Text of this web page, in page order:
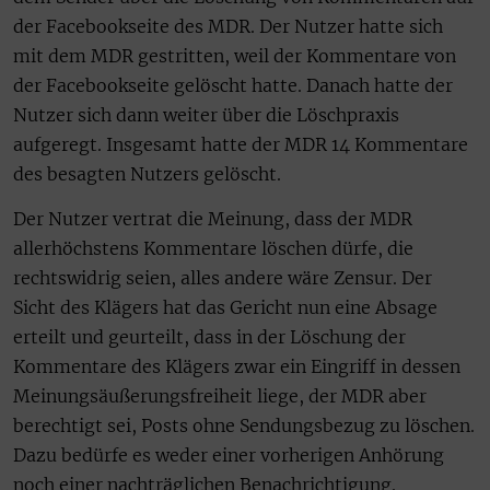
der Facebookseite des MDR. Der Nutzer hatte sich
mit dem MDR gestritten, weil der Kommentare von
der Facebookseite gelöscht hatte. Danach hatte der
Nutzer sich dann weiter über die Löschpraxis
aufgeregt. Insgesamt hatte der MDR 14 Kommentare
des besagten Nutzers gelöscht.
Der Nutzer vertrat die Meinung, dass der MDR
allerhöchstens Kommentare löschen dürfe, die
rechtswidrig seien, alles andere wäre Zensur. Der
Sicht des Klägers hat das Gericht nun eine Absage
erteilt und geurteilt, dass in der Löschung der
Kommentare des Klägers zwar ein Eingriff in dessen
Meinungsäußerungsfreiheit liege, der MDR aber
berechtigt sei, Posts ohne Sendungsbezug zu löschen.
Dazu bedürfe es weder einer vorherigen Anhörung
noch einer nachträglichen Benachrichtigung.